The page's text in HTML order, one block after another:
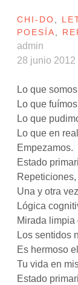
CHI-DO,
POESÍA,
admin
28 junio 2012
Lo que
Lo que
Lo que
Lo que en
Empezamos.
Estado
Repeticiones,
Una y otra
Lógica
Mirada limpia
Los sentidos
Es hermoso
Tu vida en
Estado